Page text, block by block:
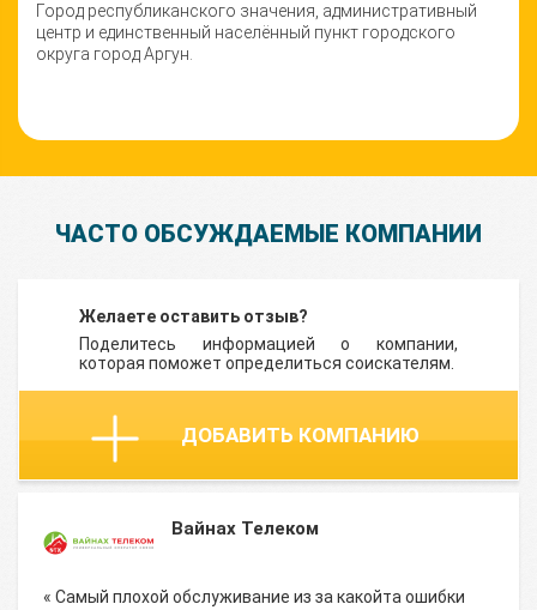
Город республиканского значения, административный
центр и единственный населённый пункт городского
округа город Аргун.
ЧАСТО ОБСУЖДАЕМЫЕ КОМПАНИИ
Желаете оставить отзыв?
Поделитесь информацией о компании,
которая поможет определиться соискателям.
ДОБАВИТЬ КОМПАНИЮ
Вайнах Телеком
« Самый плохой обслуживание из за какойта ошибки